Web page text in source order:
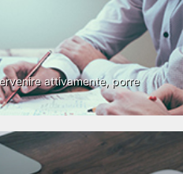
attivamente, porre